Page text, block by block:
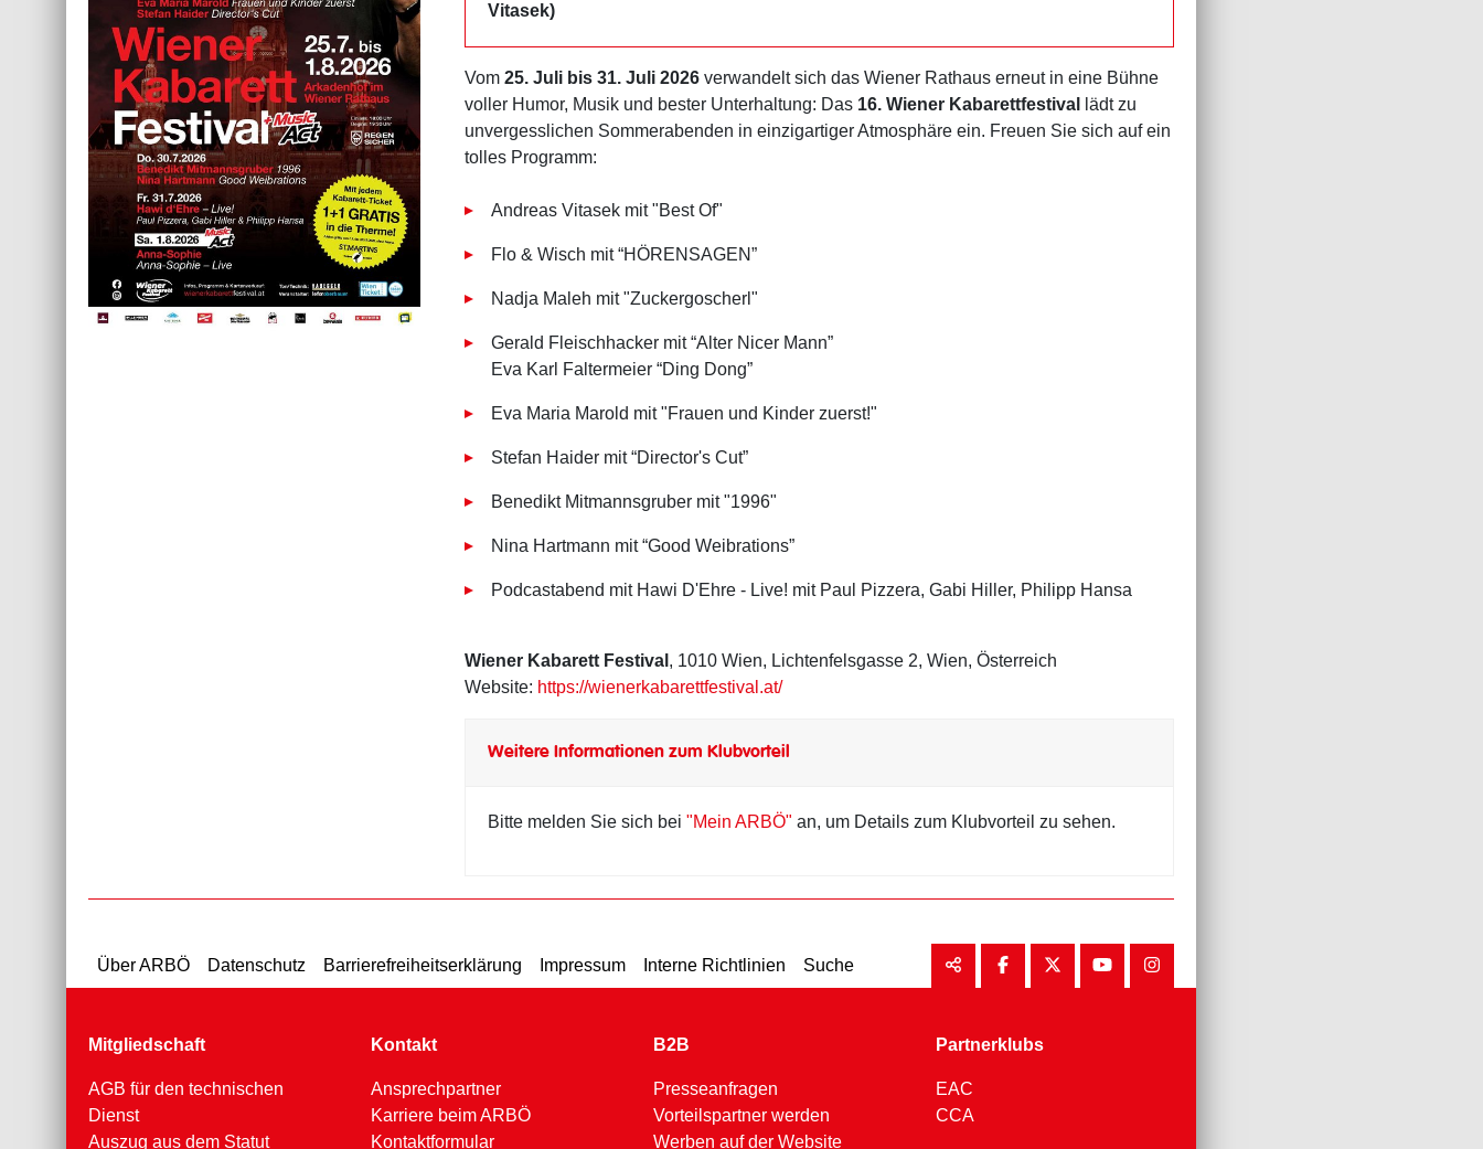
Vitasek)
Vom25. Juli bis 31. Juli 2026verwandelt sich das Wiener Rathaus erneut in eine Bühne
voller Humor, Musik und bester Unterhaltung: Das 16. Wiener Kabarettfestival
lädt zu
unvergesslichen Sommerabenden in einzigartiger Atmosphäre ein. Freuen Sie sich auf ein
tolles Programm:
Andreas Vitasek mit "Best Of"
Flo & Wisch mit “HÖRENSAGEN”
Nadja Maleh mit "Zuckergoscherl"
Gerald Fleischhacker mit “Alter Nicer Mann”
Eva Karl Faltermeier “Ding Dong”
Eva Maria Marold mit "Frauen und Kinder zuerst!"
Stefan Haider mit “Director's Cut”
Benedikt Mitmannsgruber mit "1996"
Nina Hartmann mit “Good Weibrations”
Podcastabend mit Hawi D'Ehre - Live! mit Paul Pizzera, Gabi Hiller, Philipp Hansa
Wiener Kabarett Festival , 1010 Wien, Lichtenfelsgasse 2, Wien, Österreich
Website: https://wienerkabarettfestival.at/
Weitere Informationen zum Klubvorteil
Bitte melden Sie sich bei"Mein ARBÖ" an, um Details zum Klubvorteil zu sehen.
Über ARBÖ Datenschutz Barrierefreiheitserklärung Impressum Interne Richtlinien Suche
Mitgliedschaft
AGB für den technischen
Dienst
Auszug aus dem Statut
Kontakt
Ansprechpartner
Karriere beim ARBÖ
Kontaktformular
B2B
Presseanfragen
Vorteilspartner werden
Werben auf der Website
Partnerklubs
EAC
CCA